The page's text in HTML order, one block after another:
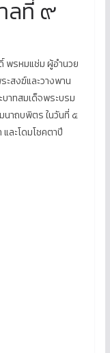
ลที่ ๙
พรหมแช่ม ผู้อำนวย
สงฆ์และวางพาน
าทสมเด็จพระบรม
นาถบพิตร ในวันที่ ๕
ะโดมโชคตาปี